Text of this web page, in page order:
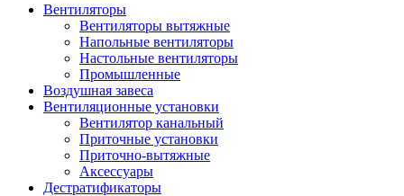
Вентиляторы
Вентиляторы вытяжные
Напольные вентиляторы
Настольные вентиляторы
Промышленные
Воздушная завеса
Вентиляционные установки
Вентилятор канальный
Приточные установки
Приточно-вытяжные
Аксессуары
Дестратификаторы